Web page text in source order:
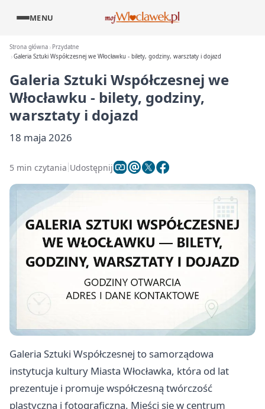
MENU
Strona główna
Przydatne
Galeria Sztuki Współczesnej we Włocławku - bilety, godziny, warsztaty i dojazd
Galeria Sztuki Współczesnej we
Włocławku - bilety, godziny,
warsztaty i dojazd
18 maja 2026
5 min czytania Udostępnij
Galeria Sztuki Współczesnej to samorządowa
instytucja kultury Miasta Włocławka, która od lat
prezentuje i promuje współczesną twórczość
plastyczną i fotograficzną. Mieści się w centrum